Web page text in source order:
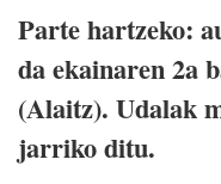
Parte hartzeko:
da ekainaren 2a
(Alaitz). Udalak
jarriko ditu.